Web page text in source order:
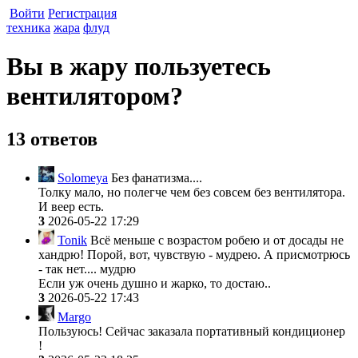
Войти Регистрация
техника жара флуд
Вы в жару пользуетесь
вентилятором?
13 ответов
Solomeya Без фанатизма....
Толку мало, но полегче чем без совсем без вентилятора.
И веер есть.
3 2026-05-22 17:29
Tonik Всё меньше с возрастом робею и от досады не
хандрю! Порой, вот, чувствую - мудрею. А присмотрюсь
- так нет.... мудрю
Если уж очень душно и жарко, то достаю..
3 2026-05-22 17:43
Margo
Пользуюсь! Сейчас заказала портативный кондиционер
!